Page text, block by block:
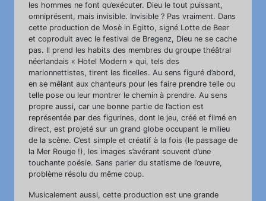
les hommes ne font qu’exécuter. Dieu le tout puissant,
omniprésent, mais invisible. Invisible ? Pas vraiment. Dans
cette production de Mosè in Egitto, signé Lotte de Beer
et coproduit avec le festival de Bregenz, Dieu ne se cache
pas. Il prend les habits des membres du groupe théâtral
néerlandais « Hotel Modern » qui, tels des
marionnettistes, tirent les ficelles. Au sens figuré d’abord,
en se mêlant aux chanteurs pour les faire prendre telle ou
telle pose ou leur montrer le chemin à prendre. Au sens
propre aussi, car une bonne partie de l’action est
représentée par des figurines, dont le jeu, créé et filmé en
direct, est projeté sur un grand globe occupant le milieu
de la scène. C’est simple et créatif à la fois (le passage de
la Mer Rouge !), les images s’avérant souvent d’une
touchante poésie. Sans parler du statisme de l’œuvre,
problème résolu du même coup.
Musicalement aussi, cette production est une grande